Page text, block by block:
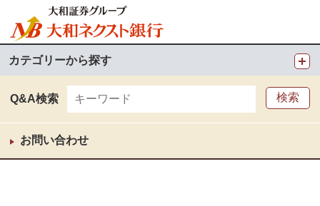
カテゴリーから探す
Q&A検索
お問い合わせ